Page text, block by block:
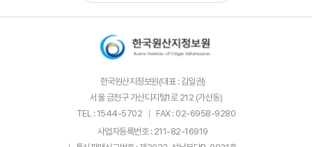
한국원산지정보원(대표 : 김일권)
서울 금천구 가산디지털1로 212 (가산동)
TEL : 1544-5702
FAX : 02-6958-9280
사업자등록번호 : 211-82-16919